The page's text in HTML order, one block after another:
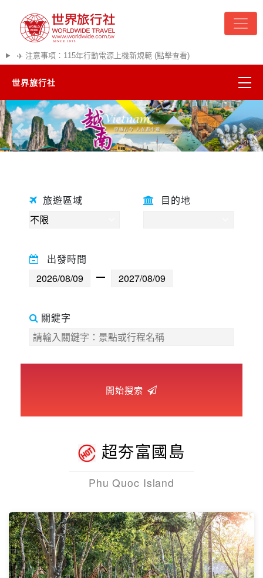
✈️ 注意事項：115年行動電源上機新規範 (點擊查看)
世界旅行社
精彩越南
熱門韓國
世界臻旅
歐洲之旅
往前
往後
旅遊區域
目的地
關鍵字
超夯富國島
Phu Quoc Island